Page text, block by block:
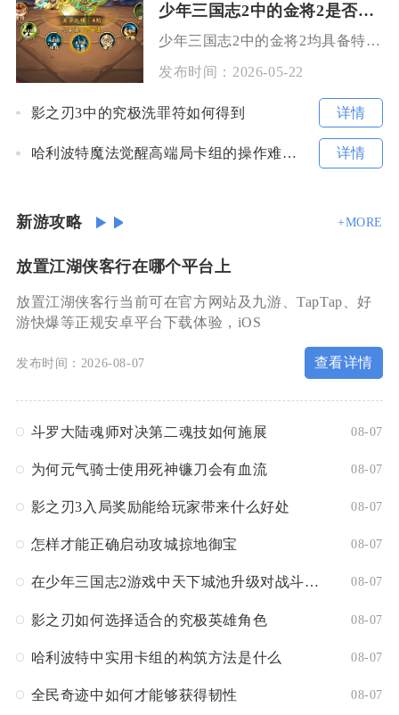
少年三国志2中的金将2是否具备特殊技能
少年三国志2中的金将2均具备特殊技能，且这类特殊技能并非简单的属性加成，而是围绕阵营羁绊、
发布时间： 2026-05-22
影之刃3中的究极洗罪符如何得到 详情
哈利波特魔法觉醒高端局卡组的操作难度如何 详情
新游攻略 +MORE
放置江湖侠客行在哪个平台上
放置江湖侠客行当前可在官方网站及九游、TapTap、好
游快爆等正规安卓平台下载体验，iOS
发布时间：2026-08-07 查看详情
斗罗大陆魂师对决第二魂技如何施展 08-07
为何元气骑士使用死神镰刀会有血流 08-07
影之刃3入局奖励能给玩家带来什么好处 08-07
怎样才能正确启动攻城掠地御宝 08-07
在少年三国志2游戏中天下城池升级对战斗有何影响 08-07
影之刃如何选择适合的究极英雄角色 08-07
哈利波特中实用卡组的构筑方法是什么 08-07
全民奇迹中如何才能够获得韧性 08-07